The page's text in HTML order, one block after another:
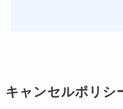
キャンセルポリシ